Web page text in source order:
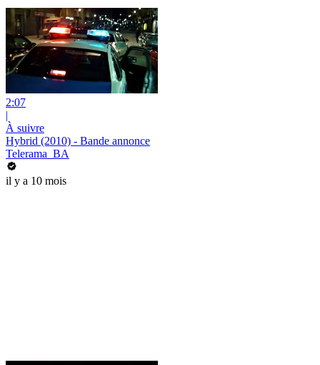
2:07
|
À suivre
Hybrid (2010) - Bande annonce
Telerama_BA
il y a 10 mois